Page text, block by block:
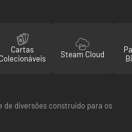
Cartas
Colecionáveis
Steam Cloud
de diversões construído para os